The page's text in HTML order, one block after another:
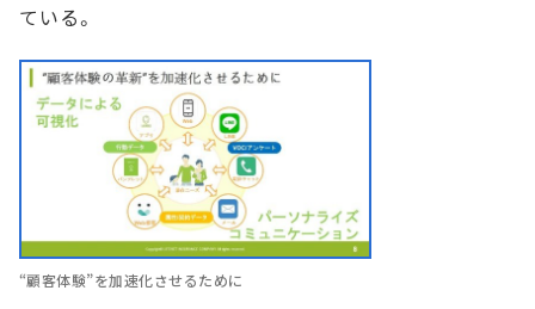
ている。
“顧客体験”を加速化させるために